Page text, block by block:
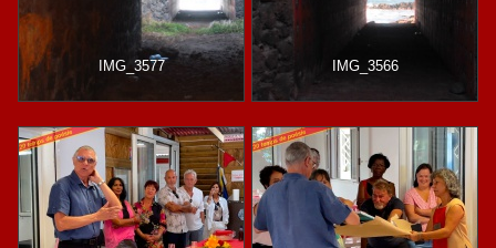
IMG_3577 IMG_3566